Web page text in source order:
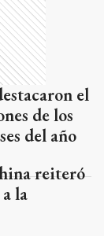
el
de los
del año
reiteró
la